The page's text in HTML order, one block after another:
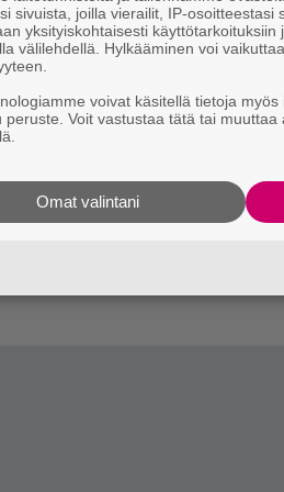
olevan keskeisimmät Street
voi pelata sekä
on myös oma tarinalinja
Fighter 6
osaksi taistelijakaartia kesän
aikana. Muut
Fatal Fury: City
ovat 24. heinäkuuta
Higashi ja alkuvuodelle 2026
sivuista, joilla vierailit, IP-osoitteestasi
yksityiskohtaisesti
välilehdellä. Hylkääminen voi
voivat käsitellä tietoja
peruste. Voit vastustaa tätä tai
Omat valintani